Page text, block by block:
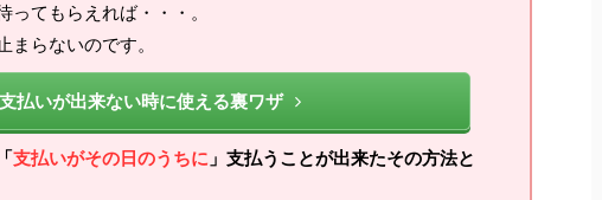
てもらえれば・・・。
らないのです。
支払いが出来ない時に使える裏ワザ
支払いがその日のうちに 」支払うことが出来たその方法と